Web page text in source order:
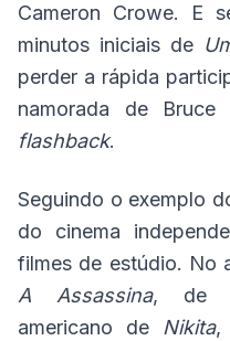
Cameron Crowe. E
minutos iniciais de
perder a rápida
namorada de
flashback.
Seguindo o exemplo
do cinema
filmes de estúdio. No
A Assassina, de
americano de Nikita,